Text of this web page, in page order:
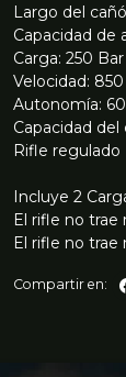
Largo del
Capacidad de
Carga: 250 Bar
Velocidad:
Autonomía:
Capacidad del
Rifle regulado
Incluye 2
El rifle no trae
El rifle no trae
Compartir en: